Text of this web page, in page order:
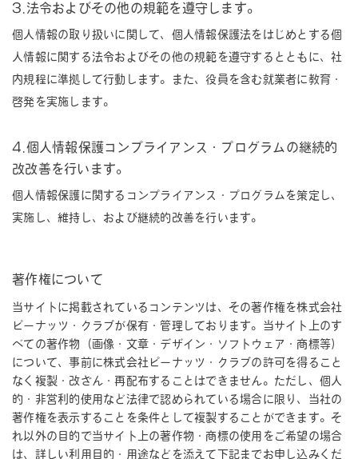
3.法令およびその他の規範を遵守します。
個人情報の取り扱いに関して、個人情報保護法をはじめとする個
人情報に関する法令およびその他の規範を遵守するとともに、社
内規程に準拠して行動します。また、役員を含む就業者に教育・
啓発を実施します。
4.個人情報保護コンプライアンス・プログラムの継続的
改改善を行います。
個人情報保護に関するコンプライアンス・プログラムを策定し、
実施し、維持し、および継続的改善を行います。
著作権について
当サイトに掲載されているコンテンツは、その著作権を株式会社
ピーナッツ・クラブが保有・管理しております。当サイト上のす
べての著作物（画像・文章・デザイン・ソフトウェア・商標等）
について、事前に株式会社ピーナッツ・クラブの許可を得ること
なく複製・改ざん・再配布することはできません。ただし、個人
的・非営利的使用など法律で認められている場合に限り、当社の
著作権を表示することを条件として複製することができます。そ
れ以外の目的で当サイト上の著作物・商標の使用をご希望の場合
は、詳しい利用目的・用途などを添えて下記までお申し込みくだ